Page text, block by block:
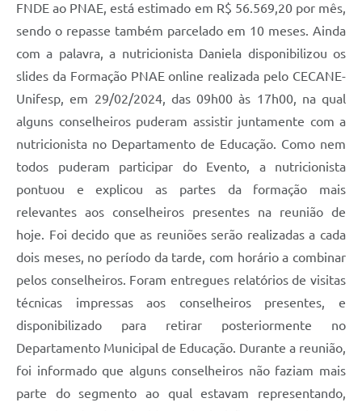
FNDE ao PNAE, está estimado em R$ 56.569,20 por mês,
sendo o repasse também parcelado em 10 meses. Ainda
com a palavra, a nutricionista Daniela disponibilizou os
slides da Formação PNAE online realizada pelo CECANE-
Unifesp, em 29/02/2024, das 09h00 às 17h00, na qual
alguns conselheiros puderam assistir juntamente com a
nutricionista no Departamento de Educação. Como nem
todos puderam participar do Evento, a nutricionista
pontuou e explicou as partes da formação mais
relevantes aos conselheiros presentes na reunião de
hoje. Foi decido que as reuniões serão realizadas a cada
dois meses, no período da tarde, com horário a combinar
pelos conselheiros. Foram entregues relatórios de visitas
técnicas impressas aos conselheiros presentes, e
disponibilizado para retirar posteriormente no
Departamento Municipal de Educação. Durante a reunião,
foi informado que alguns conselheiros não faziam mais
parte do segmento ao qual estavam representando,